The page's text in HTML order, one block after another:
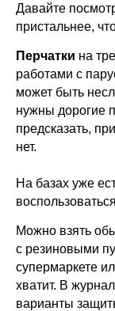
Давайте
пристальнее,
Перчатки на
работами с
может быть
нужны дорогие
предсказать,
нет.
На базах уже
Можно взять
с резиновыми
супермаркете
хватит. В
варианты